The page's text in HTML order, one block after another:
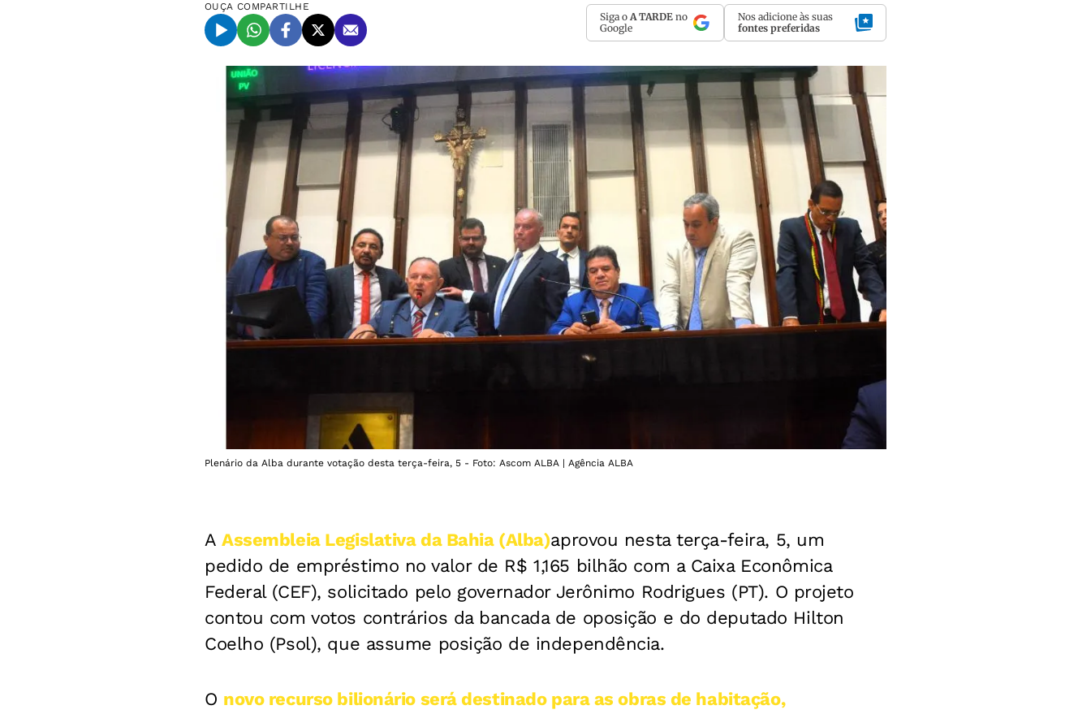
OUÇA COMPARTILHE
Siga o A TARDE no
Google
Nos adicione às suas
fontes preferidas
Plenário da Alba durante votação desta terça-feira, 5 - Foto: Ascom ALBA | Agência ALBA
AAssembleia Legislativa da Bahia (Alba)aprovou nesta terça-feira, 5, um
pedido de empréstimo no valor de R$ 1,165 bilhão com a Caixa Econômica
Federal (CEF), solicitado pelo governador Jerônimo Rodrigues (PT). O projeto
contou com votos contrários da bancada de oposição e do deputado Hilton
Coelho (Psol), que assume posição de independência.
O novo recurso bilionário será destinado para as obras de habitação,